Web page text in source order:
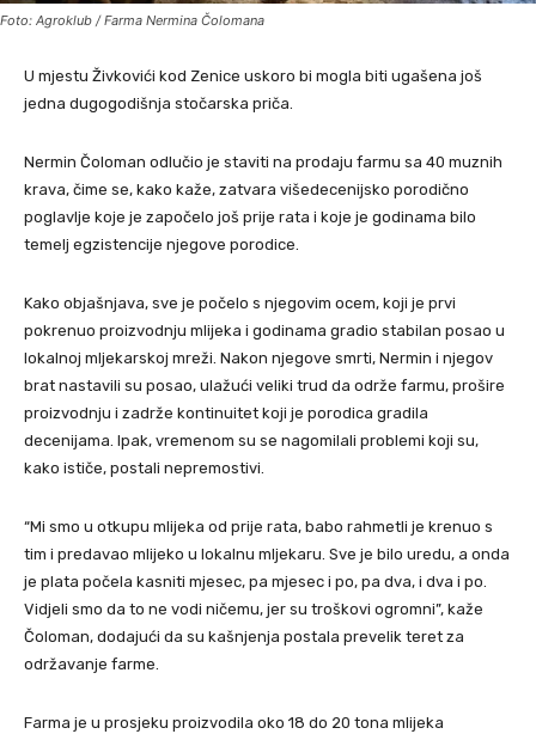
Foto: Agroklub / Farma Nermina Čolomana
U mjestu Živkovići kod Zenice uskoro bi mogla biti ugašena još
jedna dugogodišnja stočarska priča.
Nermin Čoloman odlučio je staviti na prodaju farmu sa 40 muznih
krava, čime se, kako kaže, zatvara višedecenijsko porodično
poglavlje koje je započelo još prije rata i koje je godinama bilo
temelj egzistencije njegove porodice.
Kako objašnjava, sve je počelo s njegovim ocem, koji je prvi
pokrenuo proizvodnju mlijeka i godinama gradio stabilan posao u
lokalnoj mljekarskoj mreži. Nakon njegove smrti, Nermin i njegov
brat nastavili su posao, ulažući veliki trud da održe farmu, prošire
proizvodnju i zadrže kontinuitet koji je porodica gradila
decenijama. Ipak, vremenom su se nagomilali problemi koji su,
kako ističe, postali nepremostivi.
“Mi smo u otkupu mlijeka od prije rata, babo rahmetli je krenuo s
tim i predavao mlijeko u lokalnu mljekaru. Sve je bilo uredu, a onda
je plata počela kasniti mjesec, pa mjesec i po, pa dva, i dva i po.
Vidjeli smo da to ne vodi ničemu, jer su troškovi ogromni”, kaže
Čoloman, dodajući da su kašnjenja postala prevelik teret za
održavanje farme.
Farma je u prosjeku proizvodila oko 18 do 20 tona mlijeka